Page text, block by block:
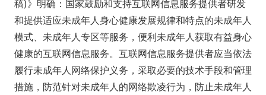
稿)》明确：国家鼓励和支持互联网信息服务提供者研发
和提供适应未成年人身心健康发展规律和特点的未成年人
模式、未成年人专区等服务，便利未成年人获取有益身心
健康的互联网信息服务。互联网信息服务提供者应当依法
履行未成年人网络保护义务，采取必要的技术手段和管理
措施，防范针对未成年人的网络欺凌行为，防止未成年人